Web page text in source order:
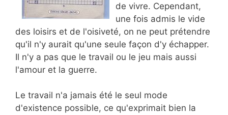
de vivre. Cependant,
une fois admis le vide
des loisirs et de l'oisiveté, on ne peut prétendre
qu'il n'y aurait qu'une seule façon d'y échapper.
Il n'y a pas que le travail ou le jeu mais aussi
l'amour et la guerre.
Le travail n'a jamais été le seul mode
d'existence possible, ce qu'exprimait bien la